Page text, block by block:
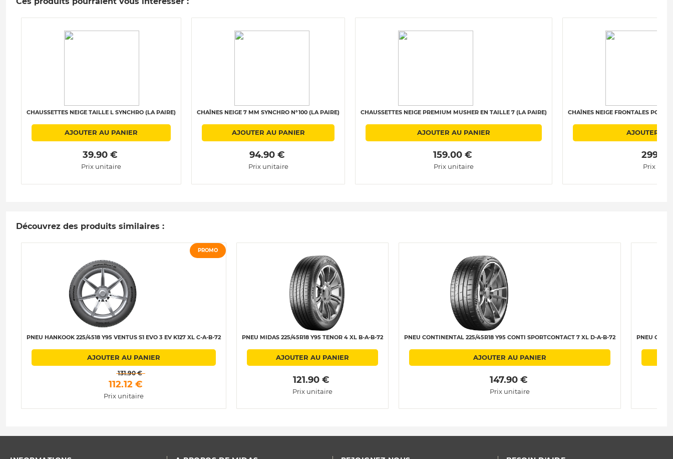
CHAUSSETTES NEIGE TAILLE L SYNCHRO (LA PAIRE)
AJOUTER AU PANIER
39.90 €
Prix unitaire
CHAÎNES NEIGE 7 MM SYNCHRO N°100 (LA PAIRE)
AJOUTER AU PANIER
94.90 €
Prix unitaire
CHAUSSETTES NEIGE PREMIUM MUSHER EN TAILLE 7 (LA PAIRE)
AJOUTER AU PANIER
159.00 €
Prix unitaire
CHAÎNES NEIGE FRONTALES
AJOUTER
Prix
Découvrez des produits similaires :
PROMO
PNEU HANKOOK 225/4518 Y95 VENTUS S1 EVO 3 EV K127 XL C-A-B-72
AJOUTER AU PANIER
131.90 €
112.12 €
Prix unitaire
PNEU MIDAS 225/45R18 Y95 TENOR 4 XL B-A-B-72
AJOUTER AU PANIER
121.90 €
Prix unitaire
PNEU CONTINENTAL 225/45R18 Y95 CONTI SPORTCONTACT 7 XL D-A-B-72
AJOUTER AU PANIER
147.90 €
Prix unitaire
PNEU